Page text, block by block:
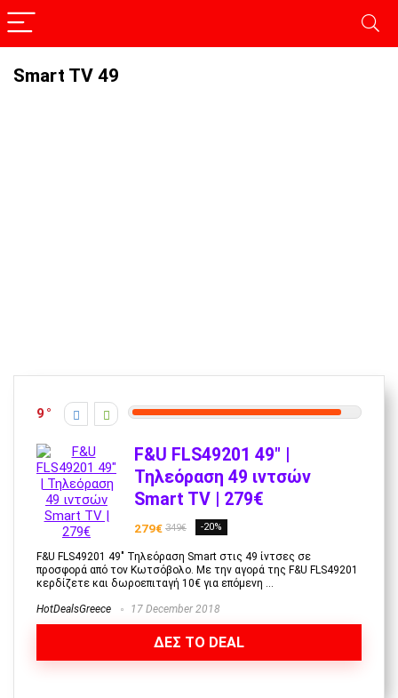
Smart TV 49
9
F&U FLS49201 49″ |
Τηλεόραση 49 ιντσών
Smart TV | 279€
279€ 349€ -20%
F&U FLS49201 49" Τηλεόραση Smart στις 49 ίντσες σε
προσφορά από τον Κωτσόβολο. Με την αγορά της F&U FLS49201
κερδίζετε και δωροεπιταγή 10€ για επόμενη ...
HotDealsGreece 17 December 2018
ΔΕΣ ΤΟ DEAL